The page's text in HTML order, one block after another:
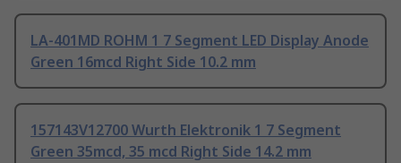
LA-401MD ROHM 1 7 Segment LED Display Anode
Green 16mcd Right Side 10.2 mm
157143V12700 Wurth Elektronik 1 7 Segment
Green 35mcd, 35 mcd Right Side 14.2 mm